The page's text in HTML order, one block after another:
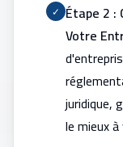
✓ Étape 2
Votre
juridique,
le mieux